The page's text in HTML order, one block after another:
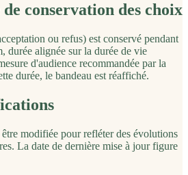
conservation des choix
ou refus) est conservé pendant
durée alignée sur la durée de vie
d'audience recommandée par la
durée, le bandeau est réaffiché.
modifiée pour refléter des évolutions
La date de dernière mise à jour figure